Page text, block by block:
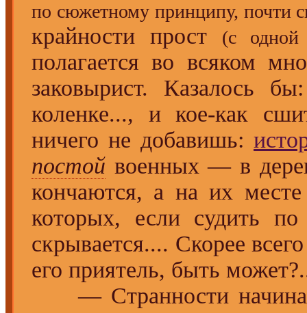
по сюжетному принципу, почти
крайности прост (с одной
полагается во всяком
заковырист. Казалось
коленке..., и кое-как
ничего не добавишь:
постой военных — в
кончаются, а на их
которых, если судить
скрывается.... Скорее
его приятель, быть
— Странности